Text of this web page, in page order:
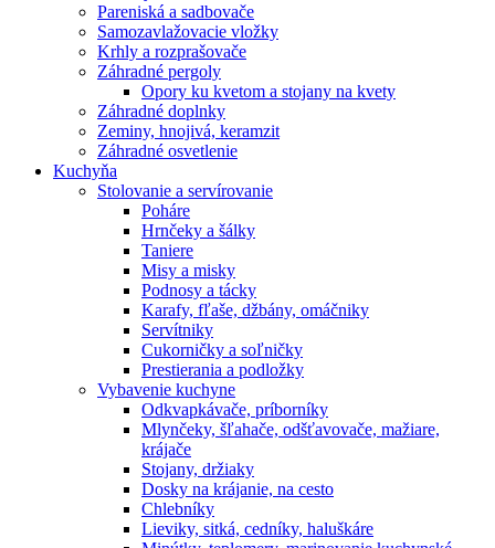
Pareniská a sadbovače
Samozavlažovacie vložky
Krhly a rozprašovače
Záhradné pergoly
Opory ku kvetom a stojany na kvety
Záhradné doplnky
Zeminy, hnojivá, keramzit
Záhradné osvetlenie
Kuchyňa
Stolovanie a servírovanie
Poháre
Hrnčeky a šálky
Taniere
Misy a misky
Podnosy a tácky
Karafy, fľaše, džbány, omáčniky
Servítniky
Cukorničky a soľničky
Prestierania a podložky
Vybavenie kuchyne
Odkvapkávače, príborníky
Mlynčeky, šľahače, odšťavovače, mažiare,
krájače
Stojany, držiaky
Dosky na krájanie, na cesto
Chlebníky
Lieviky, sitká, cedníky, haluškáre